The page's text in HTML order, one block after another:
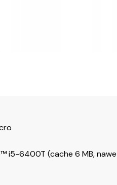
i5-6400T (cache 6 MB,